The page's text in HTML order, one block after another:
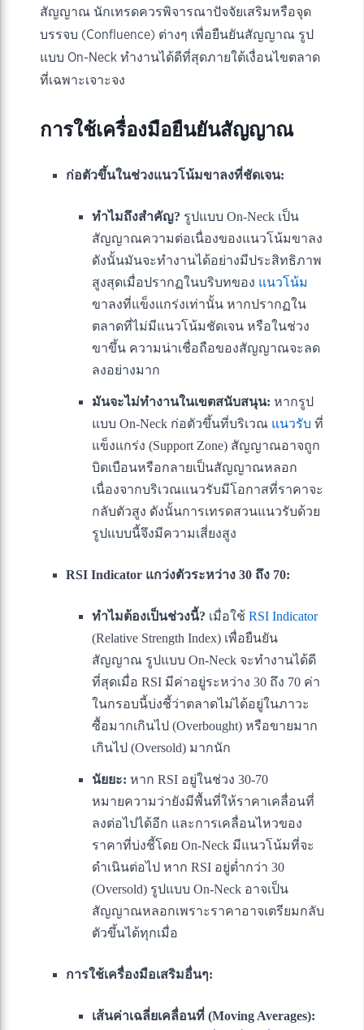
สัญญาณ นักเทรดควรพิจารณาปัจจัยเสริมหรือจุด
บรรจบ (Confluence) ต่างๆ เพื่อยืนยันสัญญาณ รูป
แบบ On-Neck ทำงานได้ดีที่สุดภายใต้เงื่อนไขตลาด
ที่เฉพาะเจาะจง
การใช้เครื่องมือยืนยันสัญญาณ
ก่อตัวขึ้นในช่วงแนวโน้มขาลงที่ชัดเจน:
ทำไมถึงสำคัญ? รูปแบบ On-Neck เป็น
สัญญาณความต่อเนื่องของแนวโน้มขาลง
ดังนั้นมันจะทำงานได้อย่างมีประสิทธิภาพ
สูงสุดเมื่อปรากฏในบริบทของ แนวโน้ม
ขาลงที่แข็งแกร่งเท่านั้น หากปรากฏใน
ตลาดที่ไม่มีแนวโน้มชัดเจน หรือในช่วง
ขาขึ้น ความน่าเชื่อถือของสัญญาณจะลด
ลงอย่างมาก
มันจะไม่ทำงานในเขตสนับสนุน: หากรูป
แบบ On-Neck ก่อตัวขึ้นที่บริเวณ แนวรับ ที่
แข็งแกร่ง (Support Zone) สัญญาณอาจถูก
บิดเบือนหรือกลายเป็นสัญญาณหลอก
เนื่องจากบริเวณแนวรับมีโอกาสที่ราคาจะ
กลับตัวสูง ดังนั้นการเทรดสวนแนวรับด้วย
รูปแบบนี้จึงมีความเสี่ยงสูง
RSI Indicator แกว่งตัวระหว่าง 30 ถึง 70:
ทำไมต้องเป็นช่วงนี้? เมื่อใช้ RSI Indicator
(Relative Strength Index) เพื่อยืนยัน
สัญญาณ รูปแบบ On-Neck จะทำงานได้ดี
ที่สุดเมื่อ RSI มีค่าอยู่ระหว่าง 30 ถึง 70 ค่า
ในกรอบนี้บ่งชี้ว่าตลาดไม่ได้อยู่ในภาวะ
ซื้อมากเกินไป (Overbought) หรือขายมาก
เกินไป (Oversold) มากนัก
นัยยะ: หาก RSI อยู่ในช่วง 30-70
หมายความว่ายังมีพื้นที่ให้ราคาเคลื่อนที่
ลงต่อไปได้อีก และการเคลื่อนไหวของ
ราคาที่บ่งชี้โดย On-Neck มีแนวโน้มที่จะ
ดำเนินต่อไป หาก RSI อยู่ต่ำกว่า 30
(Oversold) รูปแบบ On-Neck อาจเป็น
สัญญาณหลอกเพราะราคาอาจเตรียมกลับ
ตัวขึ้นได้ทุกเมื่อ
การใช้เครื่องมือเสริมอื่นๆ:
เส้นค่าเฉลี่ยเคลื่อนที่ (Moving Averages):